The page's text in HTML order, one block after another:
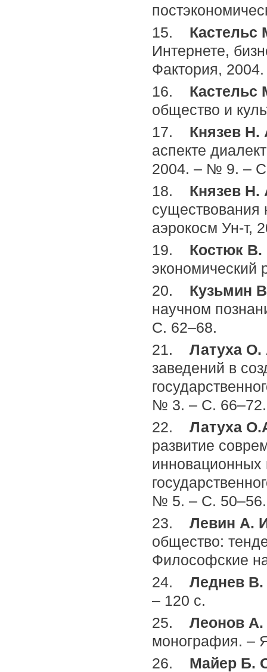
15.
Интернете,
Фактория,
16.
общество и
17. Князев
аспекте
2004. – № 9. –
18. Князев
существования
аэрокосм Ун-т,
19. Костюк
экономический
20. Кузьмин
научном
С. 62–68.
21. Латуха
заведений в
№ 3. – С. 66–72.
22. Латуха
развитие
инновационных
№ 5. – С. 50–56.
23. Левин А.
общество:
Философские
24. Леднев B.
– 120 с.
25. Леонов
монография. –
26. Майер Б.